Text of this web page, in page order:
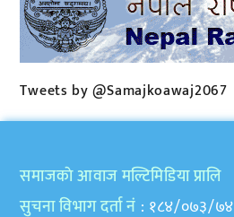
Tweets by @Samajkoawaj2067
समाजकाे आवाज मल्टिमिडिया प्रालि
सुचना विभाग दर्ता नं : १८४/०७३/७४